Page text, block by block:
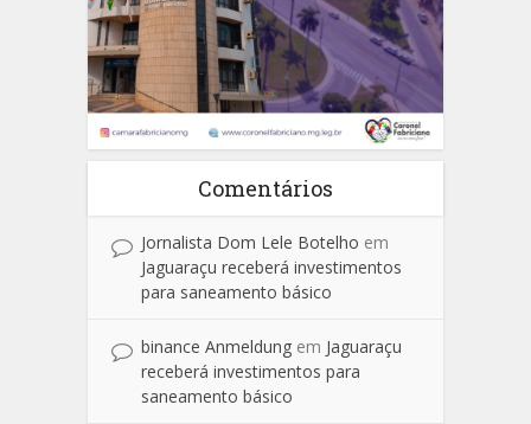
Comentários
Jornalista Dom Lele Botelho em
Jaguaraçu receberá investimentos
para saneamento básico
binance Anmeldung em Jaguaraçu
receberá investimentos para
saneamento básico